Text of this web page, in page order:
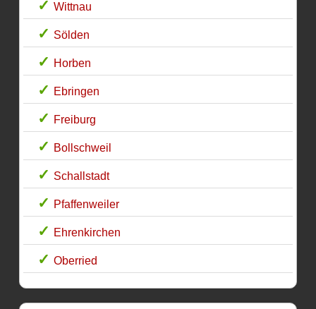
Wittnau
Sölden
Horben
Ebringen
Freiburg
Bollschweil
Schallstadt
Pfaffenweiler
Ehrenkirchen
Oberried